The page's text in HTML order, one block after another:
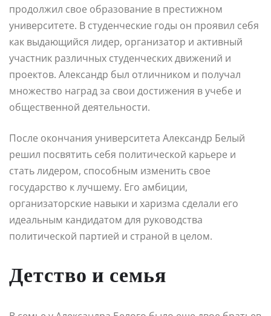
продолжил свое образование в престижном
университете. В студенческие годы он проявил себя
как выдающийся лидер, организатор и активный
участник различных студенческих движений и
проектов. Александр был отличником и получал
множество наград за свои достижения в учебе и
общественной деятельности.
После окончания университета Александр Белый
решил посвятить себя политической карьере и
стать лидером, способным изменить свое
государство к лучшему. Его амбиции,
организаторские навыки и харизма сделали его
идеальным кандидатом для руководства
политической партией и страной в целом.
Детство и семья